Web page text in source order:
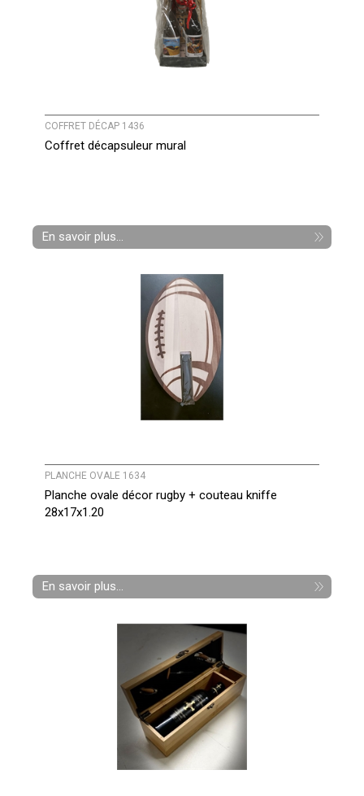
COFFRET DÉCAP 1436
Coffret décapsuleur mural
En savoir plus...
PLANCHE OVALE 1634
Planche ovale décor rugby + couteau kniffe
28x17x1.20
En savoir plus...